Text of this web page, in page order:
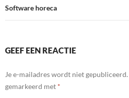
Software horeca
GEEF EEN REACTIE
Je e-mailadres wordt niet gepubliceerd.
gemarkeerd met *